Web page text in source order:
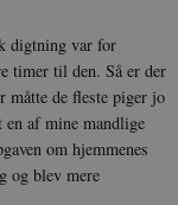
digtning var for
timer til den. Så er der
måtte de fleste piger jo
af mine mandlige
om hjemmenes
og blev mere